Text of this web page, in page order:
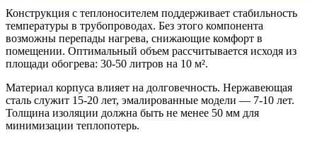
Конструкция с теплоносителем поддерживает стабильность
температуры в трубопроводах. Без этого компонента
возможны перепады нагрева, снижающие комфорт в
помещении. Оптимальный объем рассчитывается исходя из
площади обогрева: 30-50 литров на 10 м².
Материал корпуса влияет на долговечность. Нержавеющая
сталь служит 15-20 лет, эмалированные модели — 7-10 лет.
Толщина изоляции должна быть не менее 50 мм для
минимизации теплопотерь.